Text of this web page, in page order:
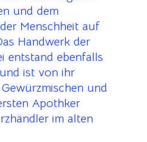
und dem
Menschheit auf
Handwerk der
entstand ebenfalls
ist von ihr
und
Apothker
im alten